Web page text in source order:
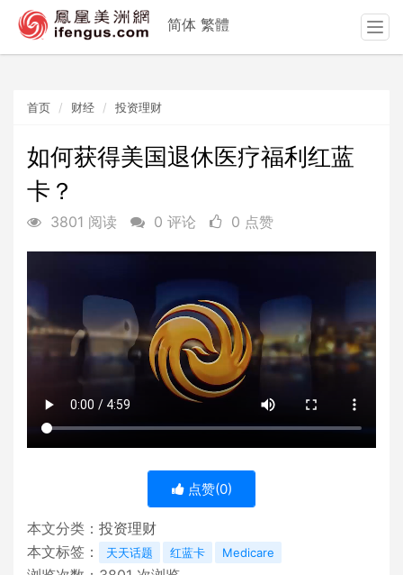
首页 财经 投资理财
如何获得美国退休医疗福利红蓝
卡？
3801 阅读 0 评论 0 点赞
点赞(0)
本文分类： 投资理财
本文标签：
天天话题 红蓝卡 Medicare
简体 繁體
T
o
a
n